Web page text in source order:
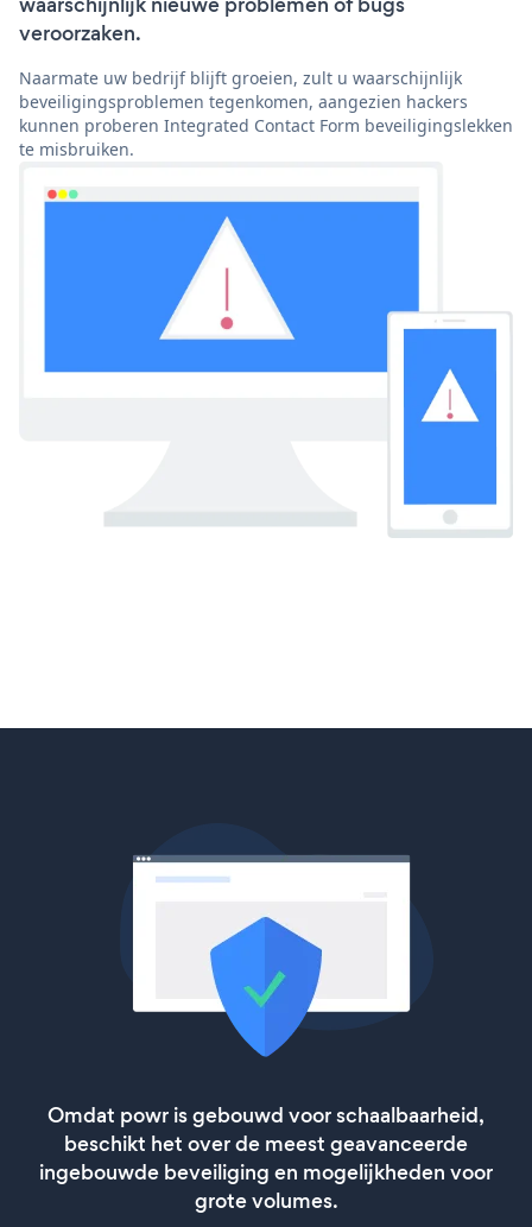
veroorzaken.
Naarmate uw bedrijf blijft groeien, zult u waarschijnlijk
beveiligingsproblemen tegenkomen, aangezien hackers
kunnen proberen Integrated Contact Form beveiligingslekken
te misbruiken.
Omdat powr is gebouwd voor schaalbaarheid,
beschikt het over de meest geavanceerde
ingebouwde beveiliging en mogelijkheden voor
grote volumes.